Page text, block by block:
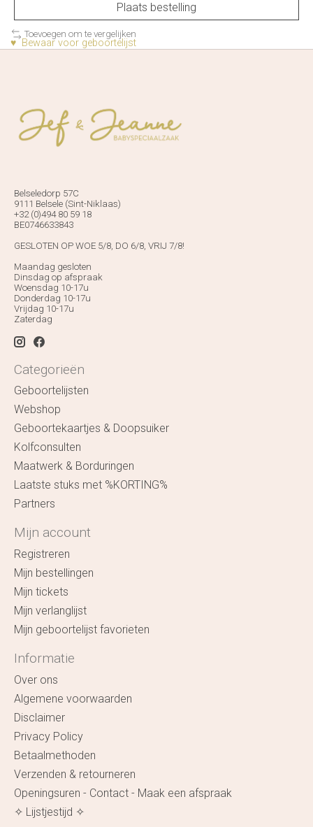
Plaats bestelling
Toevoegen om te vergelijken
♥ Bewaar voor geboortelijst
Belseledorp 57C
9111 Belsele (Sint-Niklaas)
+32 (0)494 80 59 18
BE0746633843
GESLOTEN OP WOE 5/8, DO 6/8, VRIJ 7/8!
Maandag gesloten
Dinsdag op afspraak
Woensdag 10-17u
Donderdag 10-17u
Vrijdag 10-17u
Zaterdag
Categorieën
Geboortelijsten
Webshop
Geboortekaartjes & Doopsuiker
Kolfconsulten
Maatwerk & Borduringen
Laatste stuks met %KORTING%
Partners
Mijn account
Registreren
Mijn bestellingen
Mijn tickets
Mijn verlanglijst
Mijn geboortelijst favorieten
Informatie
Over ons
Algemene voorwaarden
Disclaimer
Privacy Policy
Betaalmethoden
Verzenden & retourneren
Openingsuren - Contact - Maak een afspraak
✧ Lijstjestijd ✧